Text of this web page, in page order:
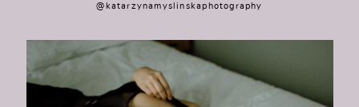
@katarzynamyslinskaphotography